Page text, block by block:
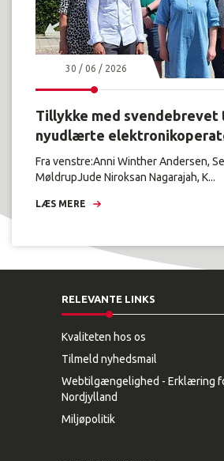
30 / 06 / 2026
Tillykke med svendebrevet
nyudlærte
Fra venstre:Anni Winther Andersen,
MøldrupJude Niroksan Nagarajah, K...
LÆS MERE
RELEVANTE LINKS
Kvaliteten hos os
Tilmeld nyhedsmail
Webtilgængelighed - Erklæring
Nordjylland
Miljøpolitik